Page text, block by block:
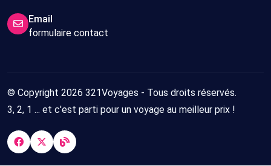
Email
formulaire contact
© Copyright 2026 321Voyages - Tous droits réservés.
3, 2, 1 ... et c'est parti pour un voyage au meilleur prix !